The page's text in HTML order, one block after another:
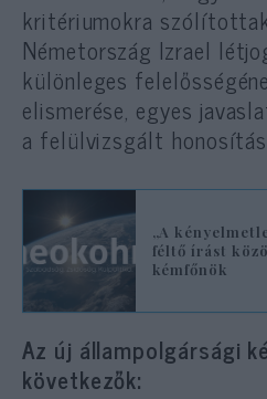
kritériumokra
Németország Izrael
különleges
elismerése, egyes
a felülvizsgált
„A
féltő írást
kémfőnök
Az új állampolgársági
következők: